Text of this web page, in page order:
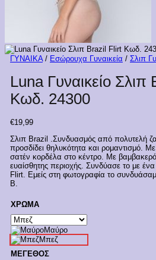
ΓΥΝΑΙΚΑ / Εσώρουχα Γυναικεία / Σλιπ
Luna Γυναικείο
Κωδ. 24300
€19,99
Σλιπ Brazil .Συνδυασμός από πολυτελή
προσδίδει θηλυκότητα και ρομαντισμό.
σατέν κορδέλα στο κέντρο. Με
ευαίσθητης περιοχής. Συνδύασε το με
Flirt. Εμείς στη φωτογραφία το
B.
ΧΡΩΜΑ
Μαύρο
Μπεζ
ΜΕΓΕΘΟΣ